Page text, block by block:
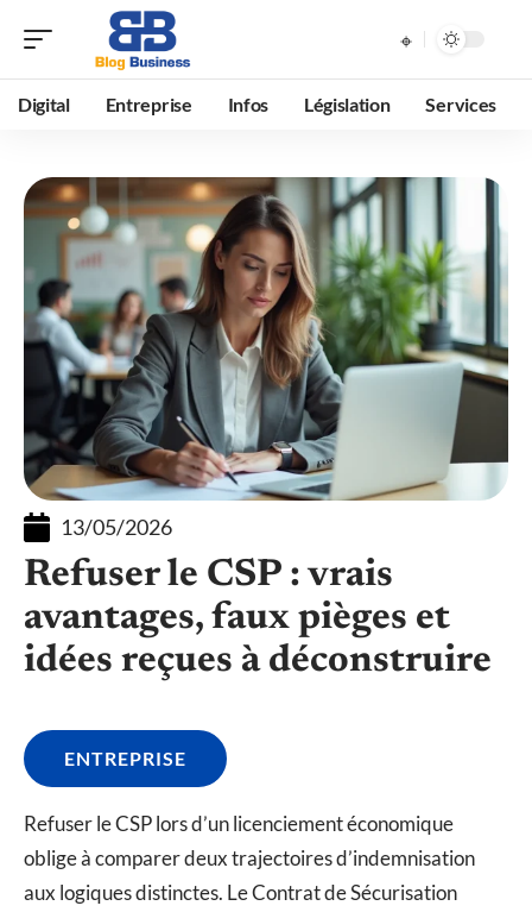
Digital Entreprise Infos Législation Services
13/05/2026
Refuser le CSP : vrais
avantages, faux pièges et
idées reçues à déconstruire
ENTREPRISE
Refuser le CSP lors d’un licenciement économique
oblige à comparer deux trajectoires d’indemnisation
aux logiques distinctes. Le Contrat de Sécurisation